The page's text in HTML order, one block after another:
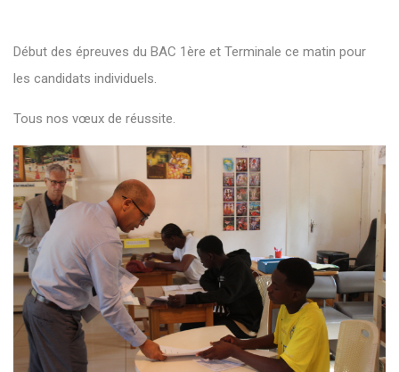
Début des épreuves du BAC 1ère et Terminale ce matin pour
les candidats individuels.
Tous nos vœux de réussite.